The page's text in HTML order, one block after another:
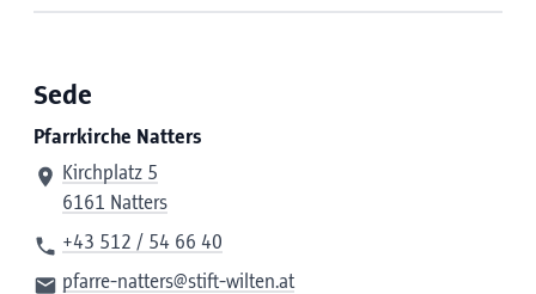
Sede
Pfarrkirche Natters
Kirchplatz 5
6161 Natters
+43 512 / 54 66 40
pfarre-natters@stift-wilten.at